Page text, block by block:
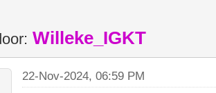
Willeke_IGKT
22-Nov-2024, 06:59 PM